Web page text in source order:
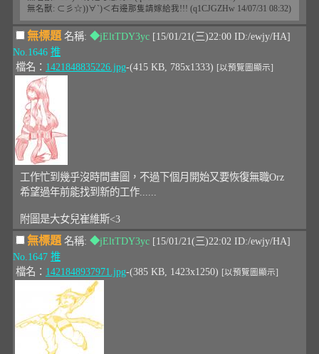
無名獸: ⊂彡☆))∀`)＜右邊那隻請嫁給我!!! (q1CJGZHw 14/07/31 08:32)
無標題 名稱: ◆jEltTDY3yc [15/01/21(三)22:00 ID:/ewjy/HA]
No.1646 推
檔名： 1421848835226.jpg-(415 KB, 785x1333) [以預覽圖顯示]
工作忙到幾乎沒時間畫圖，不過下個月開始又要恢復無職Orz
希望過年前能找到新的工作......
附圖是大女兒崔維斯<3
無標題 名稱: ◆jEltTDY3yc [15/01/21(三)22:02 ID:/ewjy/HA]
No.1647 推
檔名： 1421848937971.jpg-(385 KB, 1423x1250) [以預覽圖顯示]